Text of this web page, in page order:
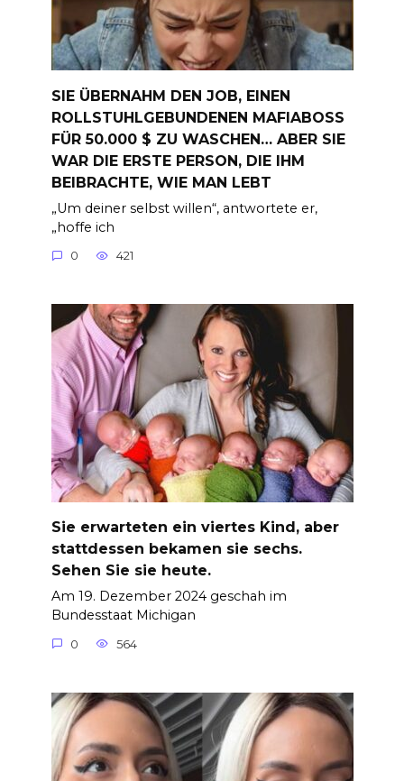
SIE ÜBERNAHM DEN JOB, EINEN
ROLLSTUHLGEBUNDENEN MAFIABOSS
FÜR 50.000 $ ZU WASCHEN… ABER SIE
WAR DIE ERSTE PERSON, DIE IHM
BEIBRACHTE, WIE MAN LEBT
„Um deiner selbst willen“, antwortete er,
„hoffe ich
0 421
Sie erwarteten ein viertes Kind, aber
stattdessen bekamen sie sechs.
Sehen Sie sie heute.
Am 19. Dezember 2024 geschah im
Bundesstaat Michigan
0 564